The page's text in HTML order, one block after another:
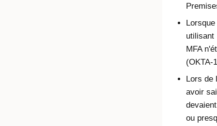
utilisant
MFA
(OKTA-
Lors de
avoir
ou